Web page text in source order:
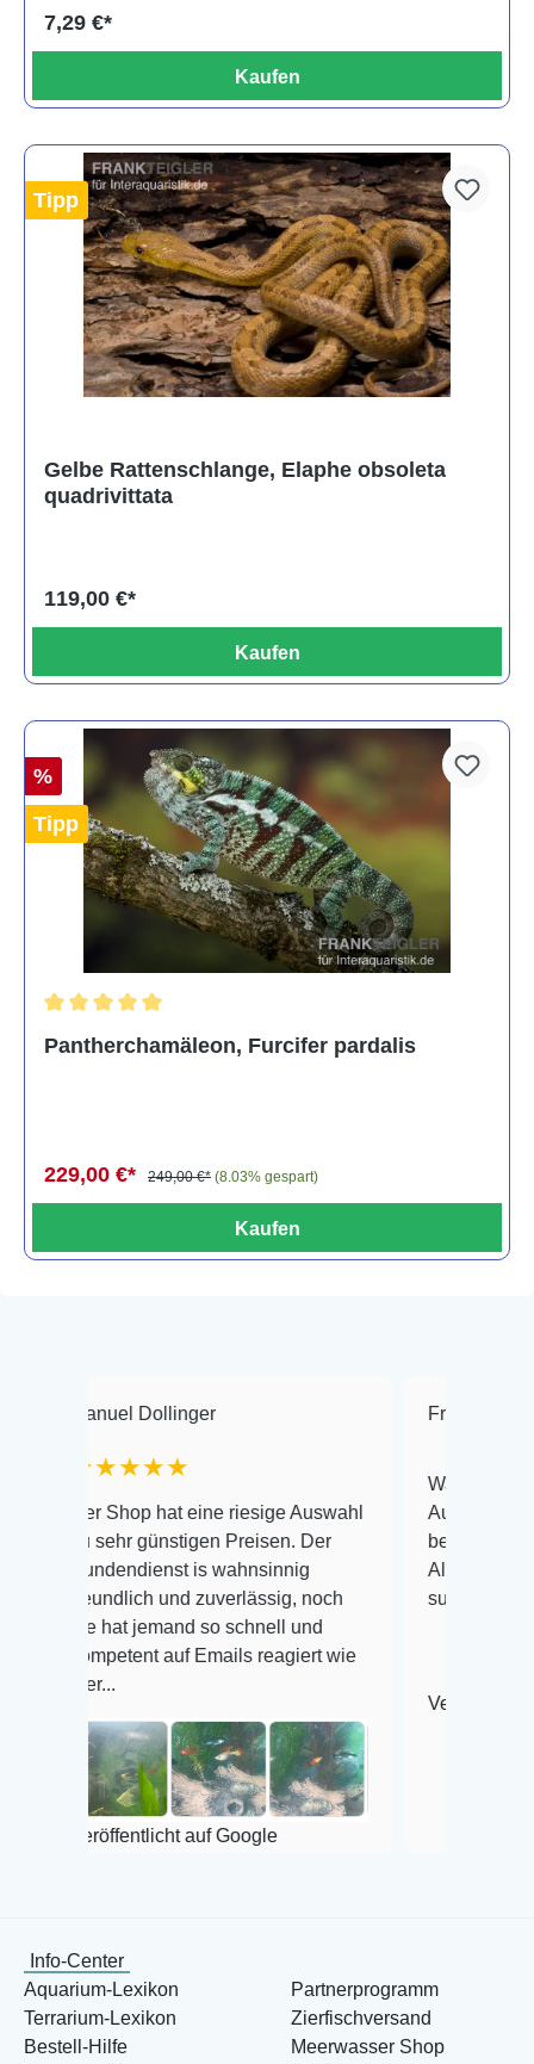
7,29 €*
Kaufen
Tipp
Gelbe Rattenschlange, Elaphe obsoleta
quadrivittata
119,00 €*
Kaufen
%
Tipp
Pantherchamäleon, Furcifer pardalis
229,00 €* 249,00 €* (8.03% gespart)
Kaufen
Dollinger
Shop hat eine riesige Auswahl
günstigen Preisen. Der
is wahnsinnig
und zuverlässig, noch
hat jemand so schnell und
auf Emails reagiert wie
auf Google
Frank Hackmayer
Warenanlieferung Top
Auswahl plus
befinden der Fische
Alles ist quick
super Zustand. Gerne
Veröffentlicht auf
Info-Center
Aquarium-Lexikon
Terrarium-Lexikon
Bestell-Hilfe
Partnerprogramm
Zierfischversand
Meerwasser Shop